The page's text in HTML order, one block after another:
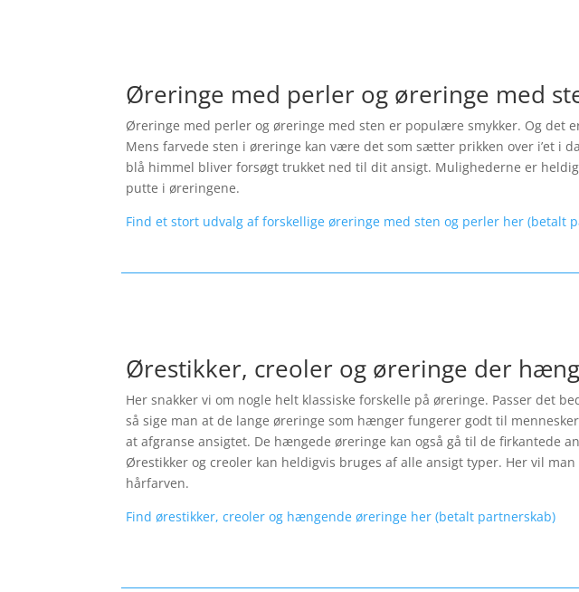
Øreringe med perler og øreringe med
Øreringe med perler og øreringe med sten er populære smykker. Og det
Mens farvede sten i øreringe kan være det som sætter prikken over i’et i
blå himmel bliver forsøgt trukket ned til dit ansigt. Mulighederne er
putte i øreringene.
Find et stort udvalg af forskellige øreringe med sten og perler her (betalt
Ørestikker, creoler og øreringe der
Her snakker vi om nogle helt klassiske forskelle på øreringe. Passer det
så sige man at de lange øreringe som hænger fungerer godt til
at afgranse ansigtet. De hængede øreringe kan også gå til de firkantede
Ørestikker og creoler kan heldigvis bruges af alle ansigt typer. Her vil
hårfarven.
Find ørestikker, creoler og hængende øreringe her (betalt partnerskab)